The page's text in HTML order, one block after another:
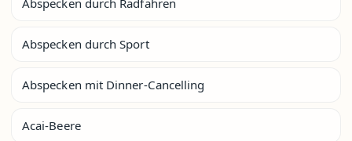
Abspecken durch Sport
Abspecken mit Dinner-Cancelling
Acai-Beere